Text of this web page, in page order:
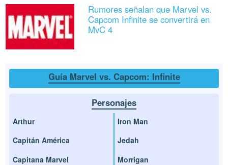
Rumores señalan que Marvel vs.
Capcom Infinite se convertirá en
MvC 4
Guía Marvel vs. Capcom: Infinite
Personajes
Arthur
Capitán América
Capitana Marvel
Iron Man
Jedah
Morrigan